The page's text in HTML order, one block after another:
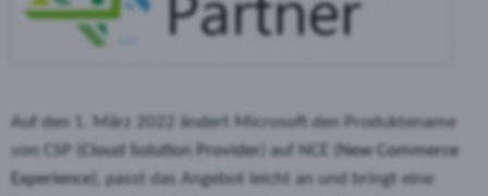
Auf den 1. März 2022 ändert Microsoft den Produktename
von CSP (
Cloud Solution Provider ) auf NCE (
New Commerce
Experience ), passt das Angebot leicht an und bringt eine